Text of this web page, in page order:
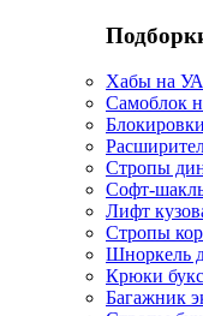
Хабы на
Самоблок
Стропы
Софт-
Лифт
Стропы
Шноркель
Крюки
Багажник